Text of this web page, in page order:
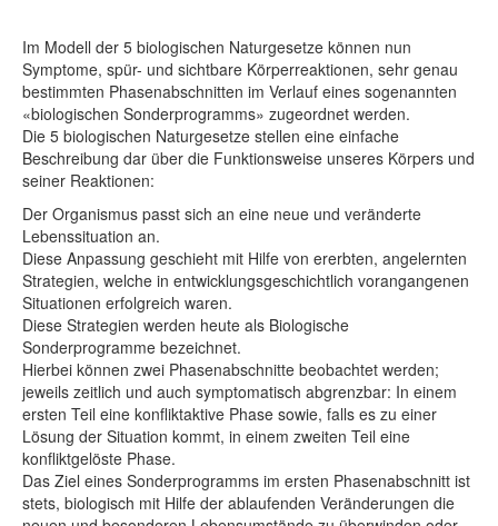
Im Modell der 5 biologischen Naturgesetze können nun
Symptome, spür- und sichtbare Körperreaktionen, sehr genau
bestimmten Phasenabschnitten im Verlauf eines sogenannten
«biologischen Sonderprogramms» zugeordnet werden.
Die 5 biologischen Naturgesetze stellen eine einfache
Beschreibung dar über die Funktionsweise unseres Körpers und
seiner Reaktionen:
Der Organismus passt sich an eine neue und veränderte
Lebenssituation an.
Diese Anpassung geschieht mit Hilfe von ererbten, angelernten
Strategien, welche in entwicklungsgeschichtlich vorangangenen
Situationen erfolgreich waren.
Diese Strategien werden heute als Biologische
Sonderprogramme bezeichnet.
Hierbei können zwei Phasenabschnitte beobachtet werden;
jeweils zeitlich und auch symptomatisch abgrenzbar: In einem
ersten Teil eine konfliktaktive Phase sowie, falls es zu einer
Lösung der Situation kommt, in einem zweiten Teil eine
konfliktgelöste Phase.
Das Ziel eines Sonderprogramms im ersten Phasenabschnitt ist
stets, biologisch mit Hilfe der ablaufenden Veränderungen die